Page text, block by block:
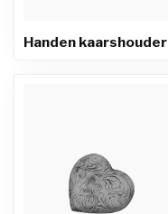
Handen kaarshouder